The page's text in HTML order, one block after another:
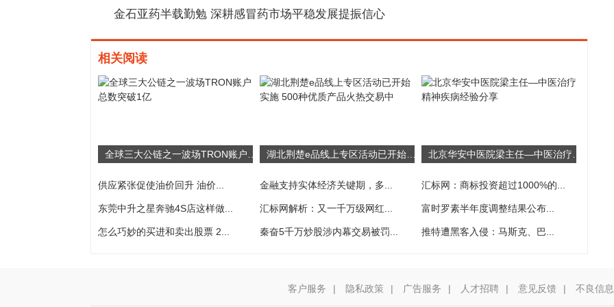
金石亚药半载勤勉 深耕感冒药市场平稳发展提振信心
相关阅读
供应紧张促使油价回升 油价... 金融支持实体经济关键期，多... 汇标网：商标投资超过1000%的...
东莞中升之星奔驰4S店这样做... 汇标网解析：又一千万级网红... 富时罗素半年度调整结果公布...
怎么巧妙的买进和卖出股票 2... 秦奋5千万炒股涉内幕交易被罚... 推特遭黑客入侵：马斯克、巴...
客户服务 | 隐私政策 | 广告服务 | 人才招聘 | 意见反馈 | 不良信